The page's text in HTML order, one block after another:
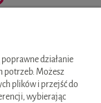
działanie
potrzeb. Możesz
plików i przejść do
wybierając